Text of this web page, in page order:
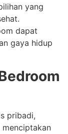
yang
dapat
gaya hidup
pribadi,
menciptakan